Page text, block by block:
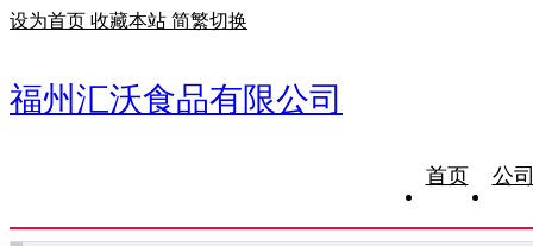
设为首页 收藏本站 简繁切换
福州汇沃食品有限公司
首页 公